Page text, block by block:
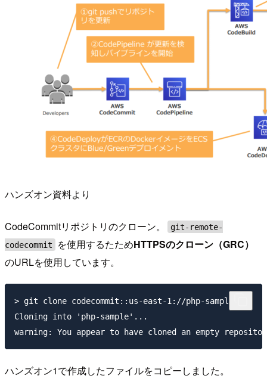
ハンズオン資料より
CodeCommitリポジトリのクローン。
git-remote-
codecommit
を使用するたためHTTPSのクローン（GRC）
のURLを使用しています。
> git clone codecommit::us-east-1://php-sample
Cloning into 'php-sample'...
ハンズオン1で作成したファイルをコピーしました。